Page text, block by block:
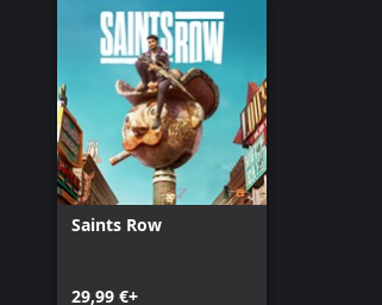
Saints Row
29,99 €+